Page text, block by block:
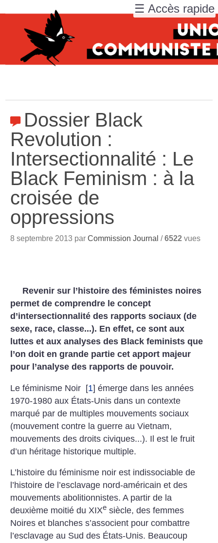
Dossier Black
Revolution :
Intersectionnalité : Le
Black Feminism : à la
croisée de
oppressions
8 septembre 2013 parCommission Journal /6522 vues
Revenir sur l’histoire des féministes noires
permet de comprendre le concept
d’intersectionnalité des rapports sociaux (de
sexe, race, classe...). En effet, ce sont aux
luttes et aux analyses des Black feminists que
l’on doit en grande partie cet apport majeur
pour l’analyse des rapports de pouvoir.
Le féminisme Noir [1] émerge dans les années
1970-1980 aux États-Unis dans un contexte
marqué par de multiples mouvements sociaux
(mouvement contre la guerre au Vietnam,
mouvements des droits civiques...). Il est le fruit
d’un héritage historique multiple.
L’histoire du féminisme noir est indissociable de
l’histoire de l’esclavage nord-américain et des
mouvements abolitionnistes. A partir de la
deuxième moitié du XIXe siècle, des femmes
Noires et blanches s’associent pour combattre
l’esclavage au Sud des États-Unis. Beaucoup
☰ Accès rapide